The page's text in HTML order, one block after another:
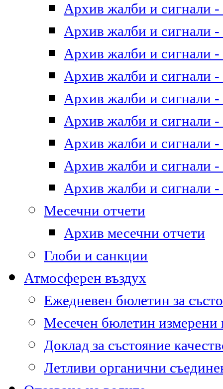
Архив жалби и сигнали -
Архив жалби и сигнали -
Архив жалби и сигнали -
Архив жалби и сигнали -
Архив жалби и сигнали -
Архив жалби и сигнали -
Архив жалби и сигнали -
Архив жалби и сигнали -
Архив жалби и сигнали -
Месечни отчети
Архив месечни отчети
Глоби и санкции
Атмосферен въздух
Ежедневен бюлетин за
Месечен бюлетин
Доклад за състояние
Летливи органични